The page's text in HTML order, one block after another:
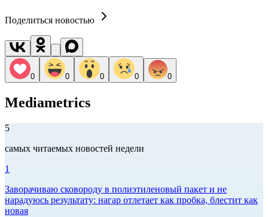
Поделиться новостью
0 0 0 0 0
Mediametrics
5
самых читаемых новостей недели
1
Заворачиваю сковороду в полиэтиленовый пакет и не
нарадуюсь результату: нагар отлетает как пробка, блестит как
новая